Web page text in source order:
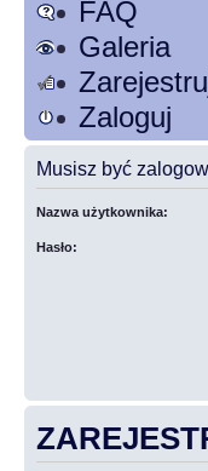
FAQ
Galeria
Zaloguj
Musisz być
Nazwa użytkownika:
Hasło: